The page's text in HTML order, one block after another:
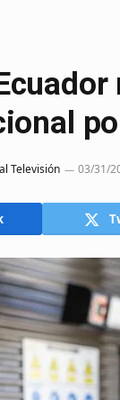
Televisión 03/31/